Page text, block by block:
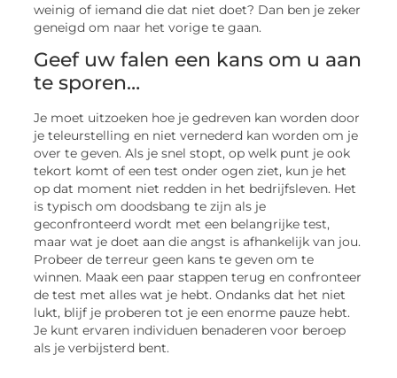
weinig of iemand die dat niet doet? Dan ben je zeker
geneigd om naar het vorige te gaan.
Geef uw falen een kans om u aan
te sporen…
Je moet uitzoeken hoe je gedreven kan worden door
je teleurstelling en niet vernederd kan worden om je
over te geven. Als je snel stopt, op welk punt je ook
tekort komt of een test onder ogen ziet, kun je het
op dat moment niet redden in het bedrijfsleven. Het
is typisch om doodsbang te zijn als je
geconfronteerd wordt met een belangrijke test,
maar wat je doet aan die angst is afhankelijk van jou.
Probeer de terreur geen kans te geven om te
winnen. Maak een paar stappen terug en confronteer
de test met alles wat je hebt. Ondanks dat het niet
lukt, blijf je proberen tot je een enorme pauze hebt.
Je kunt ervaren individuen benaderen voor beroep
als je verbijsterd bent.